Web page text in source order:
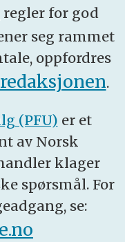
regler for god
seg rammet
oppfordres
.
(PFU) er et
av Norsk
klager
spørsmål. For
se: